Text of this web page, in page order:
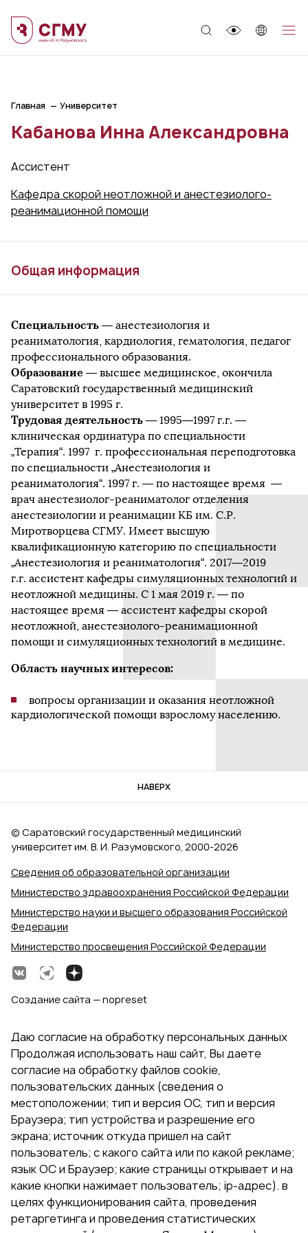
Главная Университет
Кабанова Инна Александровна
Ассистент
Кафедра скорой неотложной и анестезиолого-
реанимационной помощи
Общая информация
Специальность — анестезиология и
реаниматология, кардиология, гематология, педагог
профессионального образования.
Образование — высшее медицинское, окончила
Саратовский государственный медицинский
университет в 1995 г.
Трудовая деятельность — 1995—1997 г.г. —
клиническая ординатура по специальности
„Терапия“. 1997 г. профессиональная переподготовка
по специальности „Анестезиология и
реаниматология“. 1997 г. — по настоящее время —
врач анестезиолог-реаниматолог отделения
анестезиологии и реанимации КБ им. С.Р.
Миротворцева СГМУ. Имеет высшую
квалификационную категорию по специальности
„Анестезиология и реаниматология“. 2017—2019
г.г. ассистент кафедры симуляционных технологий и
неотложной медицины. С 1 мая 2019 г. — по
настоящее время — ассистент кафедры скорой
неотложной, анестезиолого-реанимационной
помощи и симуляционных технологий в медицине.
Область научных интересов:
вопросы организации и оказания неотложной
кардиологической помощи взрослому населению.
НАВЕРХ
Сведения об образовательной организации
Министерство здравоохранения Российской Федерации
Министерство науки и высшего образования Российской
Федерации
Министерство просвещения Российской Федерации
© Саратовский государственный медицинский
университет им. В. И. Разумовского, 2000‑2026
Создание сайта — nopreset
Даю согласие на обработку персональных данных
Продолжая использовать наш сайт, Вы даете
согласие на обработку файлов cookie,
пользовательских данных (сведения о
местоположении; тип и версия ОС, тип и версия
Браузера; тип устройства и разрешение его
экрана; источник откуда пришел на сайт
пользователь; с какого сайта или по какой рекламе;
язык ОС и Браузер; какие страницы открывает и на
какие кнопки нажимает пользователь; ip-адрес). в
целях функционирования сайта, проведения
ретаргетинга и проведения статистических